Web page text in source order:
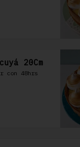
20Cm
con 48hrs